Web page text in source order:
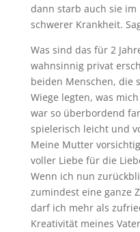
dann starb auch sie im
schwerer Krankheit.
Was sind das für 2
wahnsinnig privat
beiden Menschen, die
Wiege legten, was
war so überbordend
spielerisch leicht und
Meine Mutter
voller Liebe für die
Wenn ich nun
zumindest eine ganze
darf ich mehr als
Kreativität meines